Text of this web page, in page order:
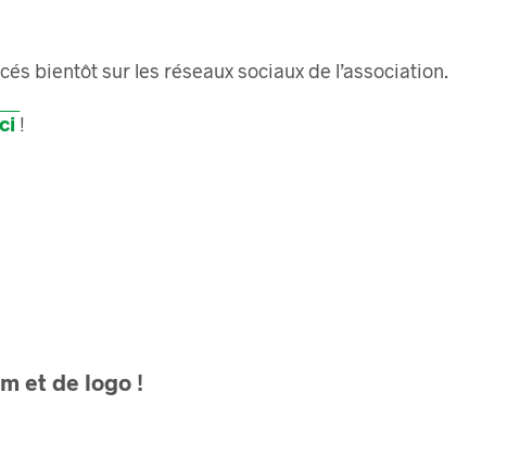
bientôt sur les réseaux sociaux de l’association.
!
et de logo !